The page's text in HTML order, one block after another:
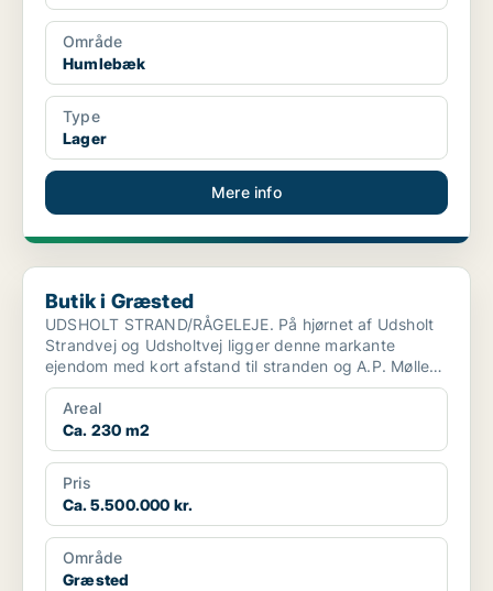
Område
Humlebæk
Type
Lager
Mere info
Butik i Græsted
Butik i Græsted
UDSHOLT STRAND/RÅGELEJE. På hjørnet af Udsholt
Strandvej og Udsholtvej ligger denne markante
ejendom med kort afstand til stranden og A.P. Møller
Grundens f...
Areal
Ca. 230 m2
Pris
Ca. 5.500.000 kr.
Område
Græsted